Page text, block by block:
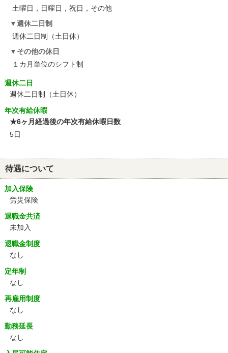
土曜日，日曜日，祝日，その他
週休二日制
週休二日制（土日休）
その他の休日
１カ月単位のシフト制
週休二日
週休二日制（土日休）
年次有給休暇
★6ヶ月経過後の年次有給休暇日数
5日
待遇について
加入保険
労災保険
退職金共済
未加入
退職金制度
なし
定年制
なし
再雇用制度
なし
勤務延長
なし